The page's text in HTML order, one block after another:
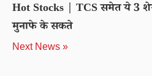
Hot Stocks | TCS समेत ये 3
मुनाफे के सकते
Next News »